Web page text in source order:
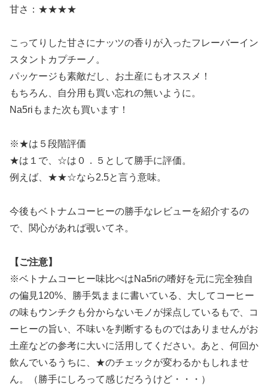
甘さ：★★★★
こってりした甘さにナッツの香りが入ったフレーバーイン
スタントカプチーノ。
パッケージも素敵だし、お土産にもオススメ！
もちろん、自分用も買い忘れの無いように。
Na5riもまた次も買います！
※★は５段階評価
★は１で、☆は０．５として勝手に評価。
例えば、★★☆なら2.5と言う意味。
今後もベトナムコーヒーの勝手なレビューを紹介するの
で、関心があれば覗いてネ。
【ご注意】
※ベトナムコーヒー味比べはNa5riの嗜好を元に完全独自
の偏見120%、勝手気ままに書いている、大してコーヒー
の味もウンチクも分からないモノが採点しているもで、コ
ーヒーの旨い、不味いを判断するものではありませんがお
土産などの参考に大いに活用してください。あと、何回か
飲んでいるうちに、★のチェックが変わるかもしれませ
ん。（勝手にしろって感じだろうけど・・・）